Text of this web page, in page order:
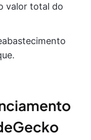
valor total do